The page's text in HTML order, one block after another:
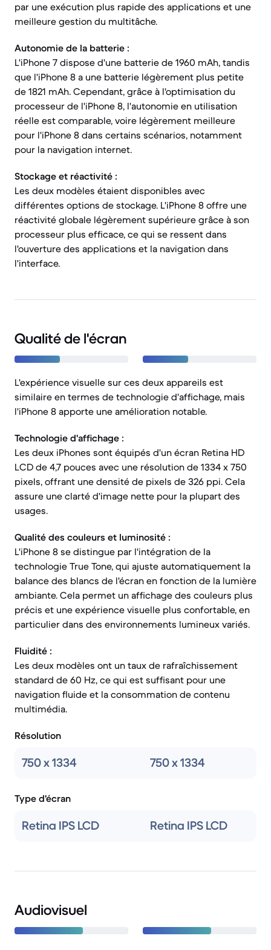
par une exécution plus rapide des applications et une
meilleure gestion du multitâche.
Autonomie de la batterie :
L'iPhone 7 dispose d'une batterie de 1960 mAh, tandis
que l'iPhone 8 a une batterie légèrement plus petite
de 1821 mAh. Cependant, grâce à l'optimisation du
processeur de l'iPhone 8, l'autonomie en utilisation
réelle est comparable, voire légèrement meilleure
pour l'iPhone 8 dans certains scénarios, notamment
pour la navigation internet.
Stockage et réactivité :
Les deux modèles étaient disponibles avec
différentes options de stockage. L'iPhone 8 offre une
réactivité globale légèrement supérieure grâce à son
processeur plus efficace, ce qui se ressent dans
l'ouverture des applications et la navigation dans
l'interface.
Qualité de l'écran
L'expérience visuelle sur ces deux appareils est
similaire en termes de technologie d'affichage, mais
l'iPhone 8 apporte une amélioration notable.
Technologie d'affichage :
Les deux iPhones sont équipés d'un écran Retina HD
LCD de 4,7 pouces avec une résolution de 1334 x 750
pixels, offrant une densité de pixels de 326 ppi. Cela
assure une clarté d'image nette pour la plupart des
usages.
Qualité des couleurs et luminosité :
L'iPhone 8 se distingue par l'intégration de la
technologie True Tone, qui ajuste automatiquement la
balance des blancs de l'écran en fonction de la lumière
ambiante. Cela permet un affichage des couleurs plus
précis et une expérience visuelle plus confortable, en
particulier dans des environnements lumineux variés.
Fluidité :
Les deux modèles ont un taux de rafraîchissement
standard de 60 Hz, ce qui est suffisant pour une
navigation fluide et la consommation de contenu
multimédia.
Résolution
750 x 1334 750 x 1334
Type d'écran
Retina IPS LCD Retina IPS LCD
Audiovisuel